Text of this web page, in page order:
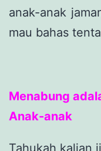
anak-anak
mau bahas
Menabung
Anak-anak
Tahukah kalian